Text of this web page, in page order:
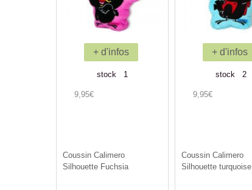
+ d'infos
stock 1
9,95€
Coussin Calimero
Silhouette Fuchsia
+ d'infos
stock 2
9,95€
Coussin Calimero
Silhouette turquoise